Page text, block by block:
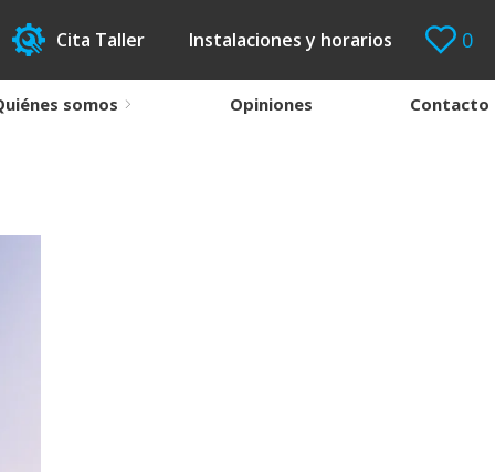
Cita Taller Instalaciones y horarios 0
somos Opiniones Contacto